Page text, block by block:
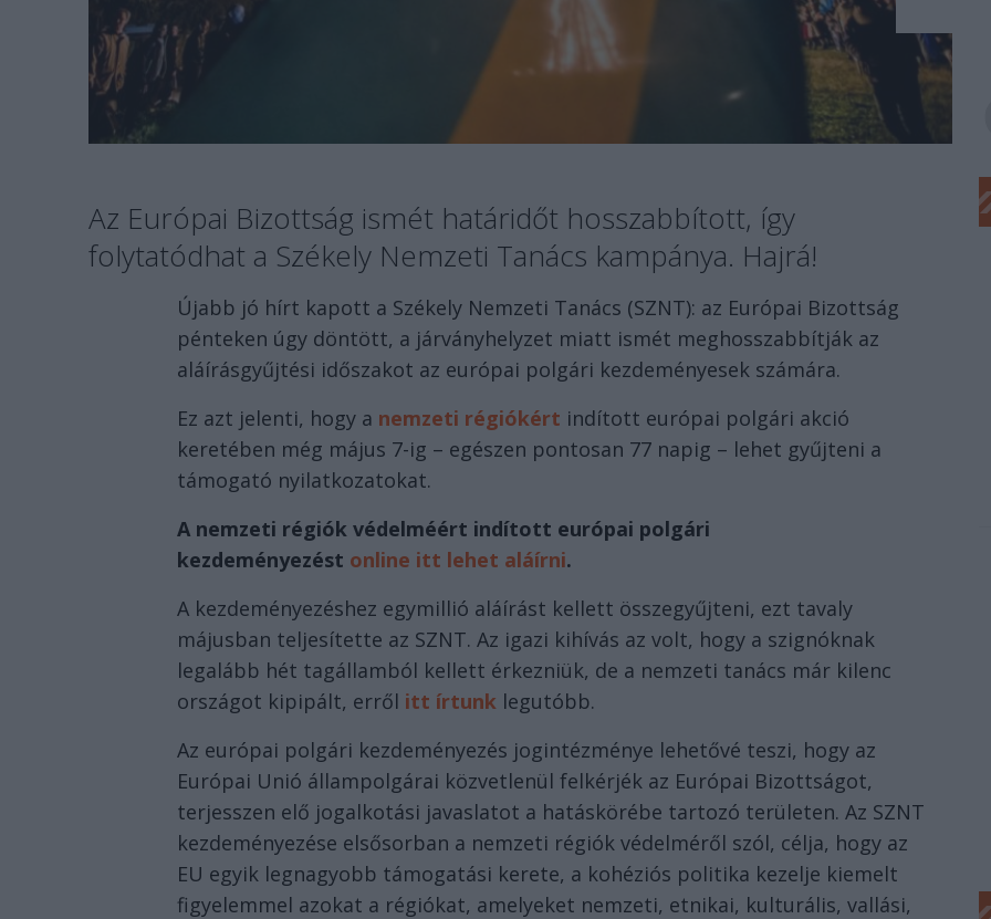
Az Európai Bizottság ismét határidőt hosszabbított, így
folytatódhat a Székely Nemzeti Tanács kampánya. Hajrá!
Újabb jó hírt kapott a Székely Nemzeti Tanács (SZNT): az Európai Bizottság
pénteken úgy döntött, a járványhelyzet miatt ismét meghosszabbítják az
aláírásgyűjtési időszakot az európai polgári kezdeményesek számára.
Ez azt jelenti, hogy a nemzeti régiókért indított európai polgári akció
keretében még május 7-ig – egészen pontosan 77 napig – lehet gyűjteni a
támogató nyilatkozatokat.
A nemzeti régiók védelméért indított európai polgári
kezdeményezést online itt lehet aláírni.
A kezdeményezéshez egymillió aláírást kellett összegyűjteni, ezt tavaly
májusban teljesítette az SZNT. Az igazi kihívás az volt, hogy a szignóknak
legalább hét tagállamból kellett érkezniük, de a nemzeti tanács már kilenc
országot kipipált, erről itt írtunk legutóbb.
Az európai polgári kezdeményezés jogintézménye lehetővé teszi, hogy az
Európai Unió állampolgárai közvetlenül felkérjék az Európai Bizottságot,
terjesszen elő jogalkotási javaslatot a hatáskörébe tartozó területen. Az SZNT
kezdeményezése elsősorban a nemzeti régiók védelméről szól, célja, hogy az
EU egyik legnagyobb támogatási kerete, a kohéziós politika kezelje kiemelt
figyelemmel azokat a régiókat, amelyeket nemzeti, etnikai, kulturális, vallási,